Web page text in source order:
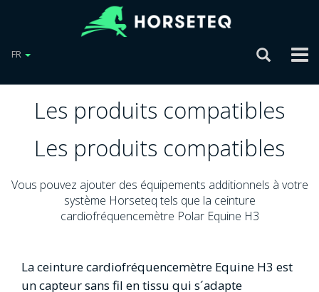
FR
Les produits compatibles
Les produits compatibles
Vous pouvez ajouter des équipements additionnels à votre
système Horseteq tels que la ceinture
cardiofréquencemètre Polar Equine H3
La ceinture cardiofréquencemètre Equine H3 est
un capteur sans fil en tissu qui s´adapte